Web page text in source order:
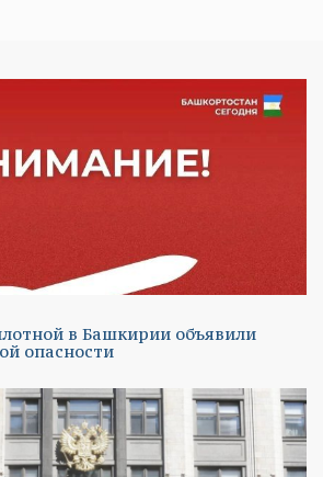
в Башкирии объявили
опасности